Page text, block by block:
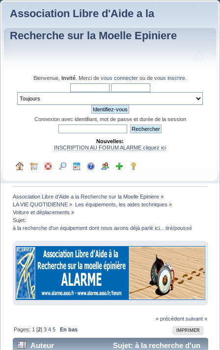
Association Libre d'Aide a la
Recherche sur la Moelle Epiniere
Bienvenue, Invité . Merci de vous connecter ou de vous inscrire
Connexion avec identifiant, mot de passe et durée de la session
Nouvelles:
INSCRIPTION AU FORUM ALARME cliquez ici
Association Libre d'Aide a la Recherche sur la Moelle Epiniere »
LA VIE QUOTIDIENNE » Les équipements, les aides techniques »
Voiture et déplacements »
Sujet:
à la recherche d'un équipement dont nous avons déjà parlé ici... tiré/poussé
« précédent suivant »
IMPRIMER
Pages: 1 [2]3 4 5 En bas
Auteur
Sujet: à la recherche d'un